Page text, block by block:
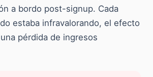
a bordo post-signup. Cada
estaba infravalorando, el efecto
pérdida de ingresos